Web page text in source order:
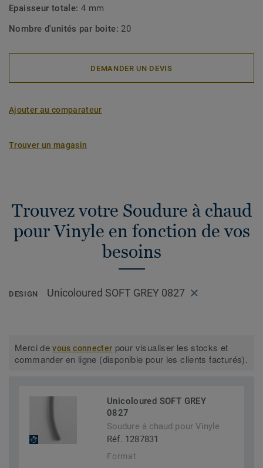
Epaisseur totale: 4 mm
Nombre d'unités par boite: 20
DEMANDER UN DEVIS
Ajouter au comparateur
Trouver un magasin
Trouvez votre Soudure à chaud
pour Vinyle en fonction de vos
besoins
DESIGN Unicoloured SOFT GREY 0827
Merci devous connecter pour visualiser les stocks et
commander en ligne (disponible pour les clients facturés).
Unicoloured SOFT GREY
0827
Soudure à chaud pour Vinyle
Réf. 1287831
Format